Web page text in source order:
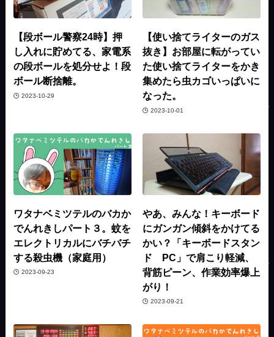
【段ボール警察24時】押
し入れに貯めてる、家電系
の段ボールを処分せよ！段
ボール断捨離。
2023-10-29
【使い捨てライターのガス
抜き】お部屋に転がってい
た使い捨てライターをかき
集めたら虫カゴいっぱいに
なった。
2023-10-01
ワタナベミツテルのバカか
でんれきしパート３。蚊を
エレクトリカルにバチバチ
する殺虫機（家庭用）
2023-09-23
やあ、みんな！キーボード
にガンガン傾斜をかけてる
かい？「キーボードスタン
ド PC」で肩こり軽減、
背筋ピーン、作業効率爆上
がり！
2023-09-21